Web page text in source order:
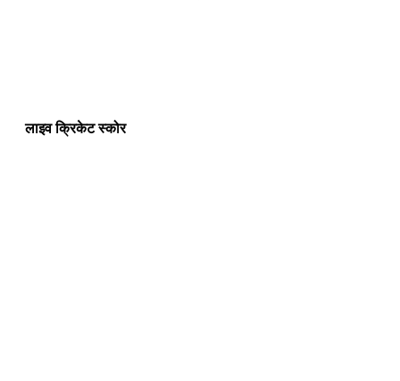
लाइव क्रिकेट स्कोर